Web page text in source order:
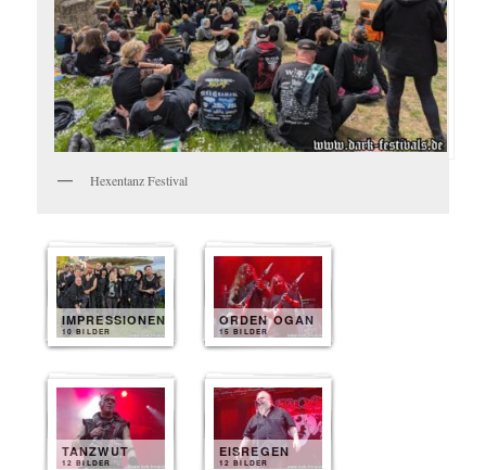
Hexentanz Festival
IMPRESSIONEN
10 BILDER
ORDEN OGAN
15 BILDER
TANZWUT
12 BILDER
EISREGEN
12 BILDER